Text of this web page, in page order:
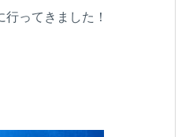
ってきました！